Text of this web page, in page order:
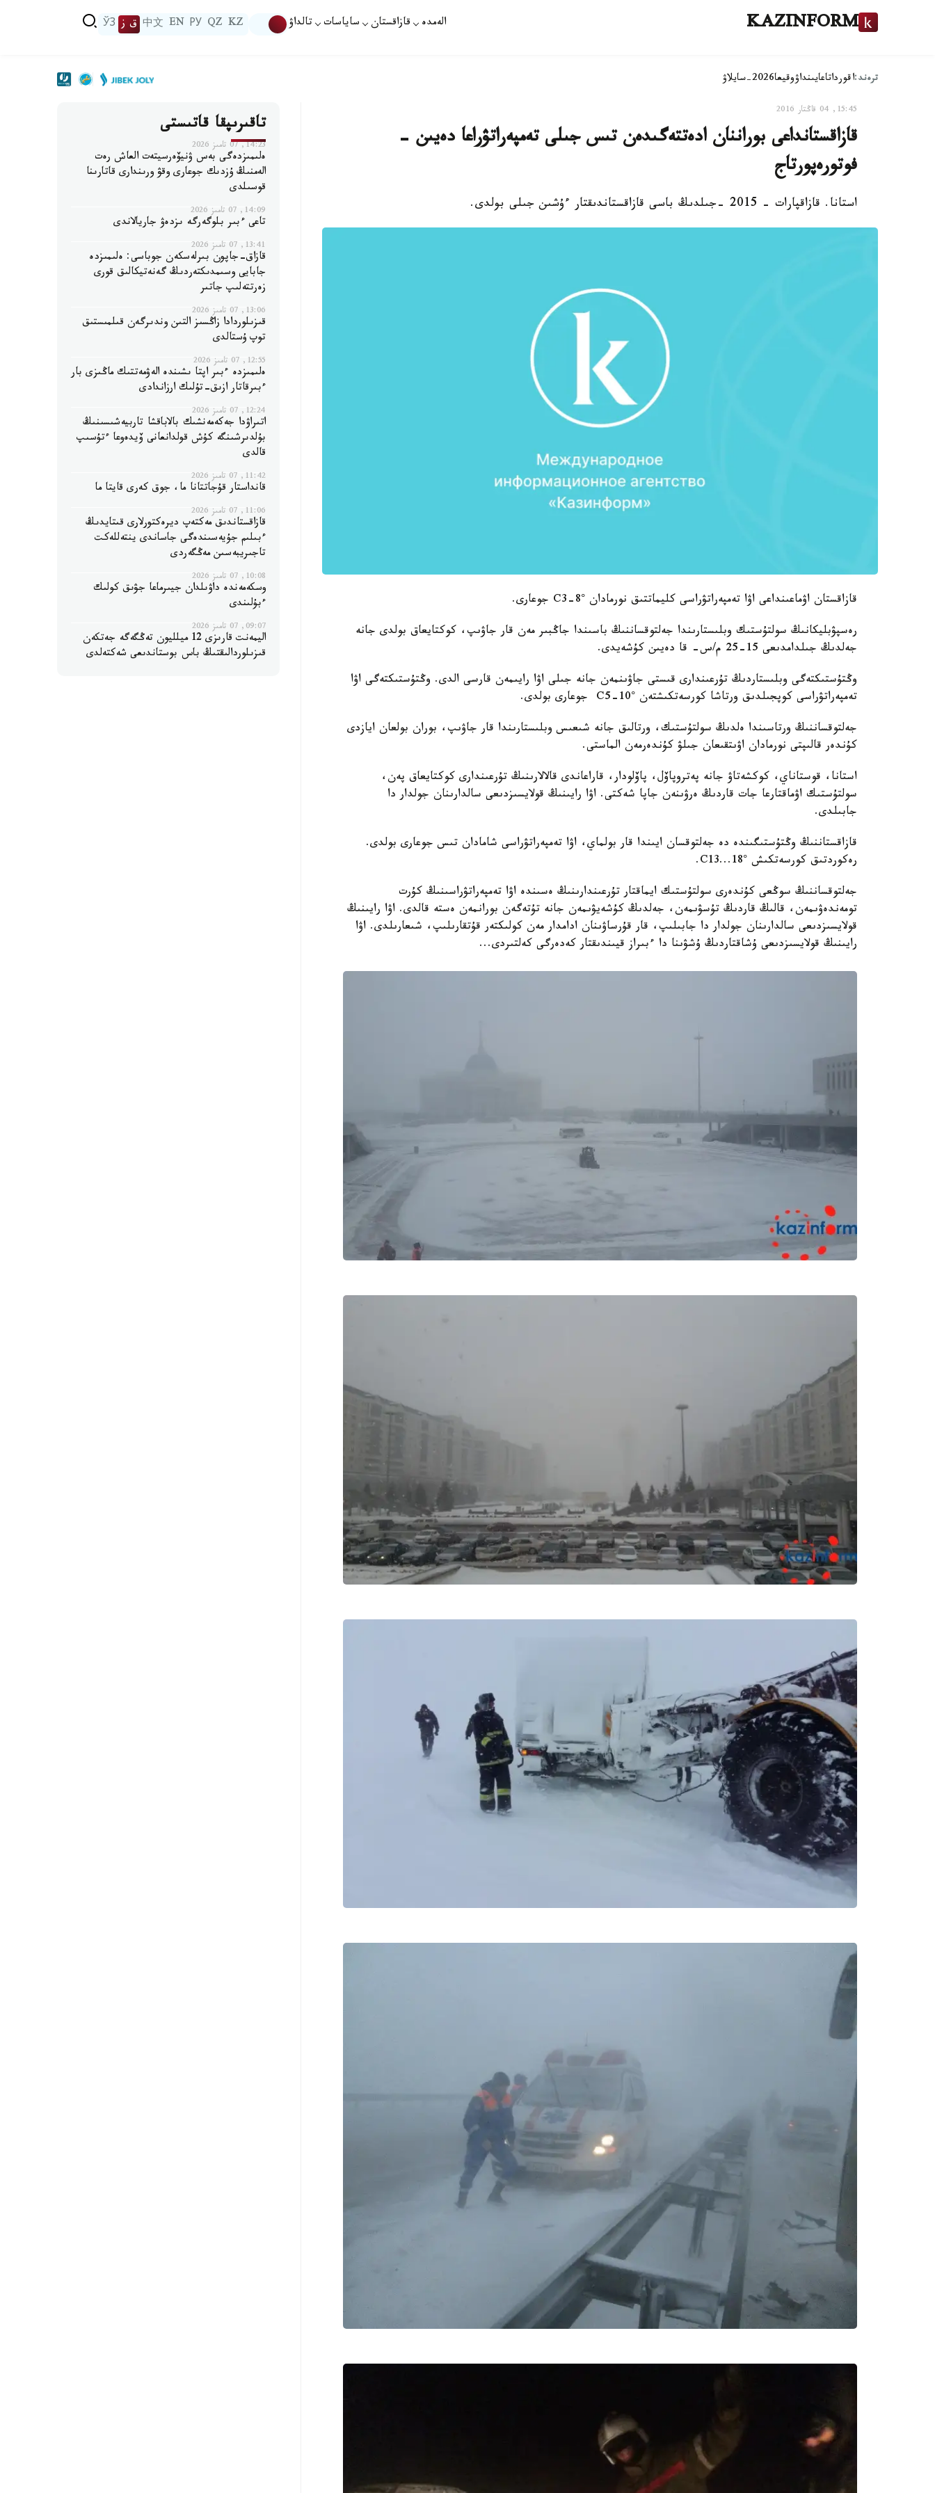
KAZINFORM الەمدە قازاقستان ساياسات تالداۋ KZ
QZ
РУ
EN
中文 ق ز ЎЗ
ترەند:اقورداتاعايىنداۋوقيعا2026-سايلاۋ
15:45, 04 قاڭتار 2016
قازاقستانداعى بوراننان ادەتتەگىدەن تىس جىلى تەمپەراتۋراعا دەيىن -
فوتورەپورتاج
استانا. قازاقپارات - 2015 -جىلدىڭ باسى قازاقستاندىقتار ءۇشىن جىلى بولدى.
قازاقستان اۋماعىنداعى اۋا تەمپەراتۋراسى كليماتتىق نورمادان °C3-8 جوعارى.
رەسپۋبليكانىڭ سولتۇستىك وبلىستارىندا جەلتوقساننىڭ باسىندا جاڭبىر مەن قار جاۋىپ، كوكتايعاق بولدى جانە
جەلدىڭ جىلدامدىعى 15-25 م/س- قا دەيىن كۇشەيدى.
وڭتۇستىكتەگى وبلىستاردىڭ تۇرعىندارى قىستى جاۋىنمەن جانە جىلى اۋا رايىمەن قارسى الدى. وڭتۇستىكتەگى اۋا
تەمپەراتۋراسى كوپجىلدىق ورتاشا كورسەتكىشتەن °C5-10 جوعارى بولدى.
جەلتوقساننىڭ ورتاسىندا ەلدىڭ سولتۇستىك، ورتالىق جانە شىعىس وبلىستارىندا قار جاۋىپ، بوران بولعان ايازدى
كۇندەر قالىپتى نورمادان اۋىتقىعان جىلۋ كۇندەرمەن الماستى.
استانا، قوستاناي، كوكشەتاۋ جانە پەتروپاۆل، پاۆلودار، قاراعاندى قالالارىنىڭ تۇرعىندارى كوكتايعاق پەن،
سولتۇستىك اۋماقتارعا جات قاردىڭ ەرۋىنەن جاپا شەكتى. اۋا رايىنىڭ قولايسىزدىعى سالدارىنان جولدار دا
جابىلدى.
قازاقستاننىڭ وڭتۇستىگىندە دە جەلتوقسان ايىندا قار بولماي، اۋا تەمپەراتۋراسى شامادان تىس جوعارى بولدى.
رەكوردتىق كورسەتكىش °C13...18.
جەلتوقساننىڭ سوڭعى كۇندەرى سولتۇستىك ايماقتار تۇرعىندارىنىڭ ەسىندە اۋا تەمپەراتۋراسىنىڭ كۇرت
تومەندەۋىمەن، قالىڭ قاردىڭ تۇسۋىمەن، جەلدىڭ كۇشەيۋىمەن جانە تۇتەگەن بورانمەن ەستە قالدى. اۋا رايىنىڭ
قولايسىزدىعى سالدارىنان جولدار دا جابىلىپ، قار قۇرساۋىنان ادامدار مەن كولىكتەر قۇتقارىلىپ، شىعارىلدى. اۋا
رايىنىڭ قولايسىزدىعى ۇشاقتاردىڭ ۇشۋىنا دا ءبىراز قيىندىقتار كەدەرگى كەلتىردى...
تاقىرىپقا قاتىستى
14:23, 07 تامىز 2026
ەلىمىزدەگى بەس ۋنيۆەرسيتەت العاش رەت
الەمنىڭ ۇزدىك جوعارى وقۋ ورىندارى قاتارىنا
قوسىلدى
14:09, 07 تامىز 2026
تاعى ءبىر بلوگەرگە ىزدەۋ جاريالاندى
13:41, 07 تامىز 2026
قازاق-جاپون بىرلەسكەن جوباسى: ەلىمىزدە
جابايى وسىمدىكتەردىڭ گەنەتيكالىق قورى
زەرتتەلىپ جاتىر
13:06, 07 تامىز 2026
قىزىلوردادا زاڭسىز التىن وندىرگەن قىلمىستىق
توپ ۇستالدى
12:55, 07 تامىز 2026
ەلىمىزدە ءبىر اپتا ىشىندە الەۋمەتتىك ماڭىزى بار
ءبىرقاتار ازىق-تۇلىك ارزاندادى
12:24, 07 تامىز 2026
اتىراۋدا جەكەمەنشىك بالاباقشا تاربيەشىسىنىڭ
بۇلدىرشىنگە كۇش قولدانعانى ۆيدەوعا ءتۇسىپ
قالدى
11:42, 07 تامىز 2026
قانداستار قۇجاتتانا ما، جوق كەرى قايتا ما
11:06, 07 تامىز 2026
قازاقستاندىق مەكتەپ ديرەكتورلارى قىتايدىڭ
ءبىلىم جۇيەسىندەگى جاساندى ينتەللەكت
تاجىريبەسىن مەڭگەردى
10:08, 07 تامىز 2026
وسكەمەندە داۋىلدان جيىرماعا جۋىق كولىك
ءبۇلىندى
09:07, 07 تامىز 2026
اليمەنت قارىزى 12 ميلليون تەڭگەگە جەتكەن
قىزىلوردالىقتىڭ باس بوستاندىعى شەكتەلدى